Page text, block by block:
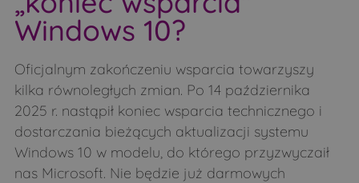
Windows 10?
Oficjalnym zakończeniu wsparcia towarzyszy
kilka równoległych zmian. Po 14 października
2025 r. nastąpił koniec wsparcia technicznego i
dostarczania bieżących aktualizacji systemu
Windows 10 w modelu, do którego przyzwyczaił
nas Microsoft. Nie będzie już darmowych